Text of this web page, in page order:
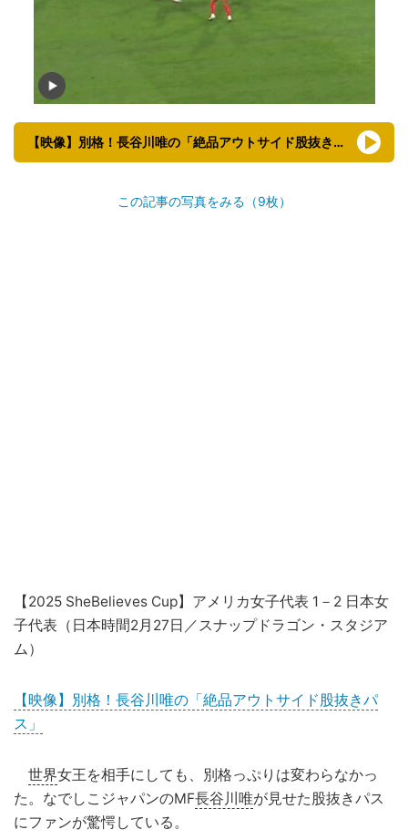
【映像】別格！長谷川唯の「絶品アウトサイド股抜きパス」
この記事の写真をみる（9枚）
【2025 SheBelieves Cup】アメリカ女子代表 1－2 日本女
子代表（日本時間2月27日／スナップドラゴン・スタジア
ム）
【映像】別格！長谷川唯の「絶品アウトサイド股抜きパ
ス」
世界女王を相手にしても、別格っぷりは変わらなかっ
た。なでしこジャパンのMF長谷川唯が見せた股抜きパス
にファンが驚愕している。